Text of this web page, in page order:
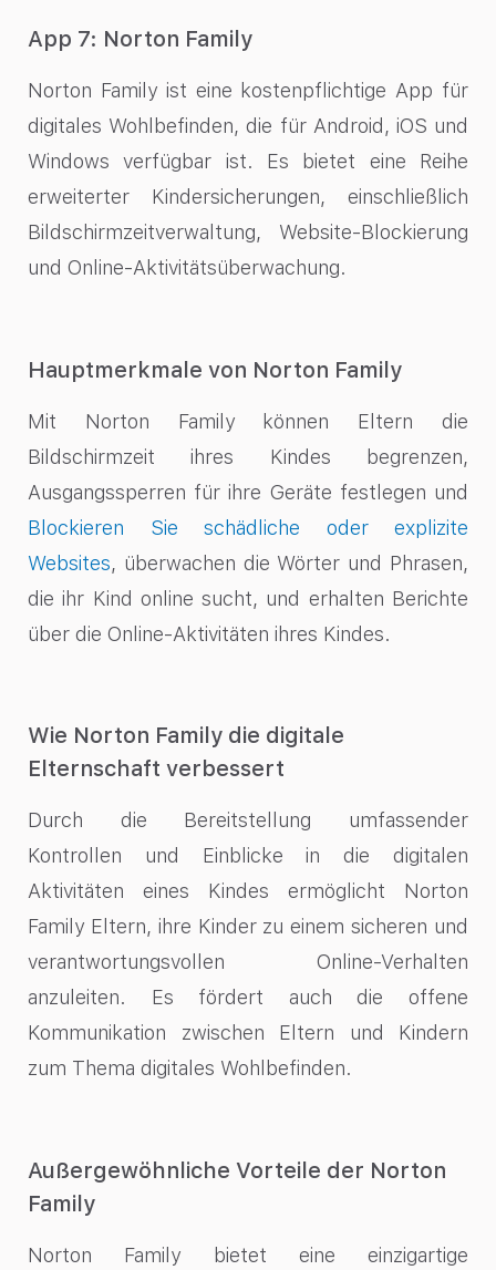
App 7: Norton Family
Norton Family ist eine kostenpflichtige App für
digitales Wohlbefinden, die für Android, iOS und
Windows verfügbar ist. Es bietet eine Reihe
erweiterter Kindersicherungen, einschließlich
Bildschirmzeitverwaltung, Website-Blockierung
und Online-Aktivitätsüberwachung.
Hauptmerkmale von Norton Family
Mit Norton Family können Eltern die
Bildschirmzeit ihres Kindes begrenzen,
Ausgangssperren für ihre Geräte festlegen und
Blockieren Sie schädliche oder explizite
Websites, überwachen die Wörter und Phrasen,
die ihr Kind online sucht, und erhalten Berichte
über die Online-Aktivitäten ihres Kindes.
Wie Norton Family die digitale
Elternschaft verbessert
Durch die Bereitstellung umfassender
Kontrollen und Einblicke in die digitalen
Aktivitäten eines Kindes ermöglicht Norton
Family Eltern, ihre Kinder zu einem sicheren und
verantwortungsvollen Online-Verhalten
anzuleiten. Es fördert auch die offene
Kommunikation zwischen Eltern und Kindern
zum Thema digitales Wohlbefinden.
Außergewöhnliche Vorteile der Norton
Family
Norton Family bietet eine einzigartige